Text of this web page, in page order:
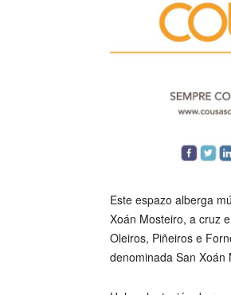
Este espazo alberga
Xoán Mosteiro, a cruz
Oleiros, Piñeiros e
denominada San